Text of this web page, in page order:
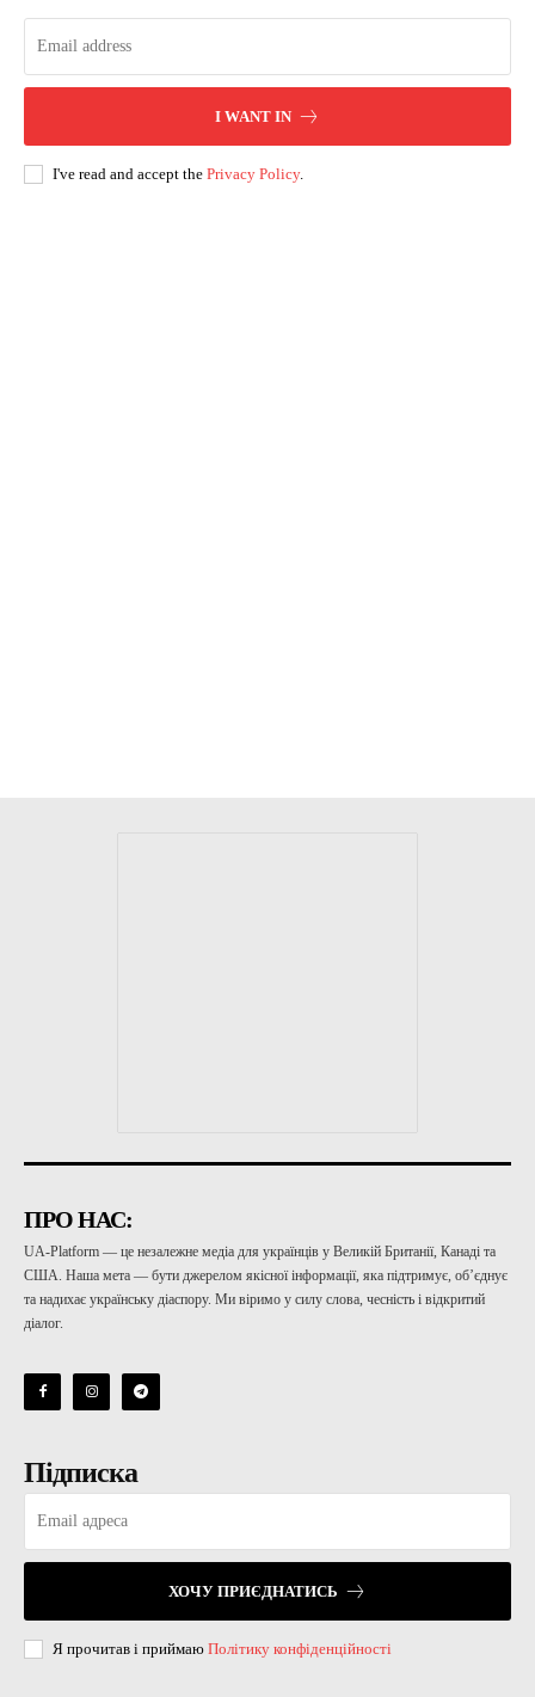
I WANT IN
I've read and accept the Privacy Policy.
ПРО НАС:
UA-Platform — це незалежне медіа для українців у Великій Британії, Канаді та
США. Наша мета — бути джерелом якісної інформації, яка підтримує, об’єднує
та надихає українську діаспору. Ми віримо у силу слова, чесність і відкритий
діалог.
Підписка
ХОЧУ ПРИЄДНАТИСЬ
Я прочитав і приймаю Політику конфіденційності